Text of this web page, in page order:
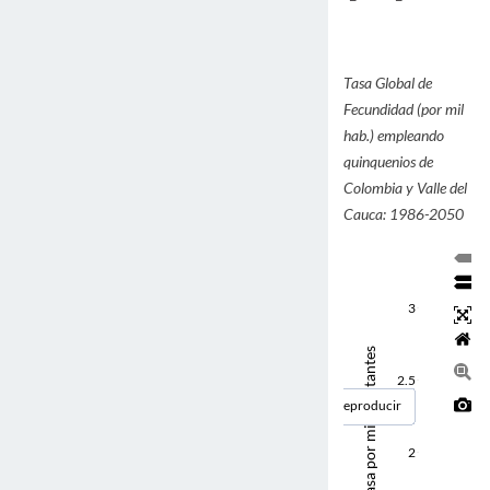
2
2.5
3
Tasa por mil habitantes
Reproducir
Tasa Global de
Fecundidad (por mil
hab.) empleando
quinquenios de
Colombia y Valle del
Cauca: 1986-2050